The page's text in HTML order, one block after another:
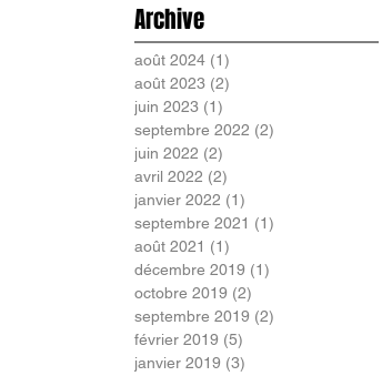
Archive
août 2024 (1)
août 2023 (2)
juin 2023 (1)
septembre 2022 (2)
juin 2022 (2)
avril 2022 (2)
janvier 2022 (1)
septembre 2021 (1)
août 2021 (1)
décembre 2019 (1)
octobre 2019 (2)
septembre 2019 (2)
février 2019 (5)
janvier 2019 (3)